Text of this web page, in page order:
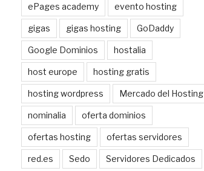
ePages academy evento hosting
gigas gigas hosting GoDaddy
Google Dominios hostalia
host europe hosting gratis
hosting wordpress Mercado del Hosting
nominalia oferta dominios
ofertas hosting ofertas servidores
red.es Sedo Servidores Dedicados